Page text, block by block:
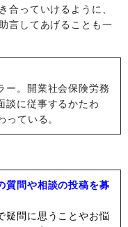
合っていけるように、
言してあげることも一
ー。開業社会保険労務
談に従事するかたわ
っている。
質問や相談の投稿を募
疑問に思うことやお悩